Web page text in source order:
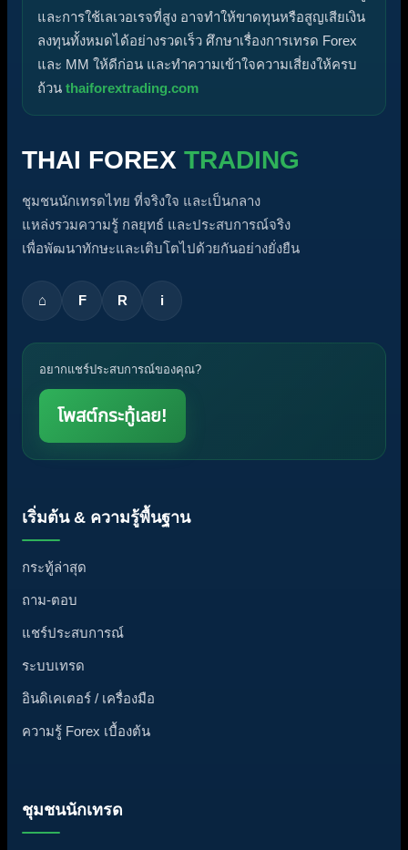
และการใช้เลเวอเรจที่สูง อาจทำให้ขาดทุนหรือสูญเสียเงิน
ลงทุนทั้งหมดได้อย่างรวดเร็ว ศึกษาเรื่องการเทรด Forex
และ MM ให้ดีก่อน และทำความเข้าใจความเสี่ยงให้ครบ
ถ้วน thaiforextrading.com
THAI FOREX TRADING
ชุมชนนักเทรดไทย ที่จริงใจ และเป็นกลาง
แหล่งรวมความรู้ กลยุทธ์ และประสบการณ์จริง
เพื่อพัฒนาทักษะและเติบโตไปด้วยกันอย่างยั่งยืน
⌂ F R i
อยากแชร์ประสบการณ์ของคุณ?
โพสต์กระทู้เลย!
เริ่มต้น & ความรู้พื้นฐาน
กระทู้ล่าสุด
ถาม-ตอบ
แชร์ประสบการณ์
ระบบเทรด
อินดิเคเตอร์ / เครื่องมือ
ความรู้ Forex เบื้องต้น
ชุมชนนักเทรด